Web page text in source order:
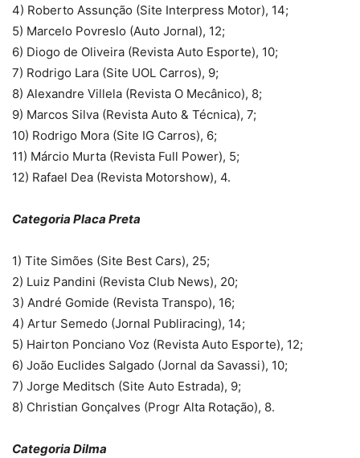
4) Roberto Assunção (Site Interpress Motor), 14;
5) Marcelo Povreslo (Auto Jornal), 12;
6) Diogo de Oliveira (Revista Auto Esporte), 10;
7) Rodrigo Lara (Site UOL Carros), 9;
8) Alexandre Villela (Revista O Mecânico), 8;
9) Marcos Silva (Revista Auto & Técnica), 7;
10) Rodrigo Mora (Site IG Carros), 6;
11) Márcio Murta (Revista Full Power), 5;
12) Rafael Dea (Revista Motorshow), 4.
Categoria Placa Preta
1) Tite Simões (Site Best Cars), 25;
2) Luiz Pandini (Revista Club News), 20;
3) André Gomide (Revista Transpo), 16;
4) Artur Semedo (Jornal Publiracing), 14;
5) Hairton Ponciano Voz (Revista Auto Esporte), 12;
6) João Euclides Salgado (Jornal da Savassi), 10;
7) Jorge Meditsch (Site Auto Estrada), 9;
8) Christian Gonçalves (Progr Alta Rotação), 8.
Categoria Dilma